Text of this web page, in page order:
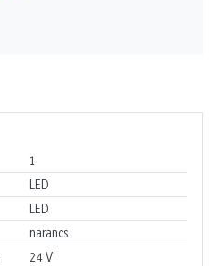
1
LED
LED
narancs
24V